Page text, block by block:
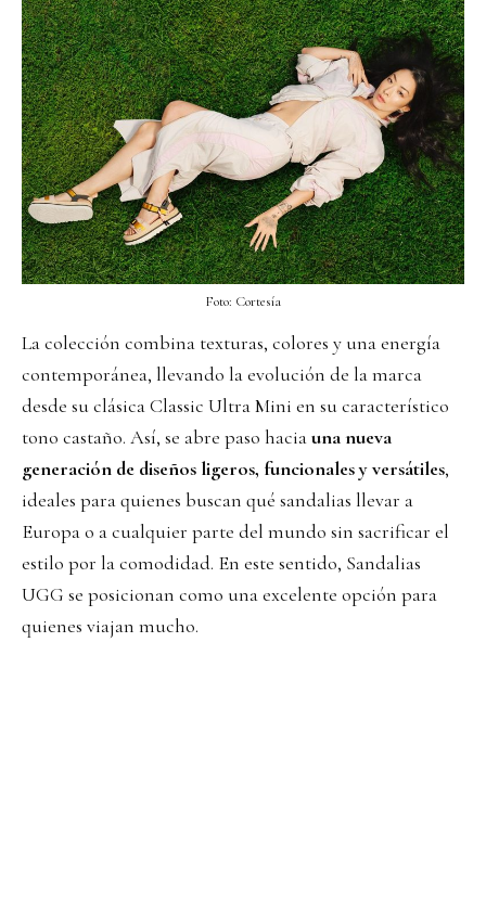
Foto: Cortesía
La colección combina texturas, colores y una energía
contemporánea, llevando la evolución de la marca
desde su clásica Classic Ultra Mini en su característico
tono castaño. Así, se abre paso haciauna nueva
generación de diseños ligeros, funcionales y versátiles,
ideales para quienes buscan qué sandalias llevar a
Europa o a cualquier parte del mundo sin sacrificar el
estilo por la comodidad. En este sentido, Sandalias
UGG se posicionan como una excelente opción para
quienes viajan mucho.